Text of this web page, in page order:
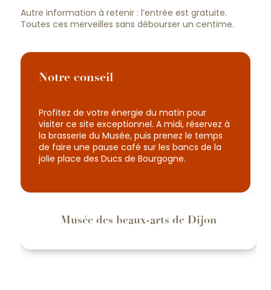
8 Se détendre dans les parcs dijonnais
Autre information à retenir : l’entrée est gratuite.
Toutes ces merveilles sans débourser un centime.
Notre conseil
Profitez de votre énergie du matin pour
visiter ce site exceptionnel. A midi, réservez à
la brasserie du Musée, puis prenez le temps
de faire une pause café sur les bancs de la
jolie place des Ducs de Bourgogne.
Musée des beaux-arts de Dijon